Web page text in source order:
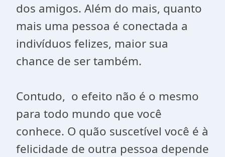
dos amigos. Além do mais, quanto
mais uma pessoa é conectada a
indivíduos felizes, maior sua
chance de ser também.
Contudo, o efeito não é o mesmo
para todo mundo que você
conhece. O quão suscetível você é à
felicidade de outra pessoa depende